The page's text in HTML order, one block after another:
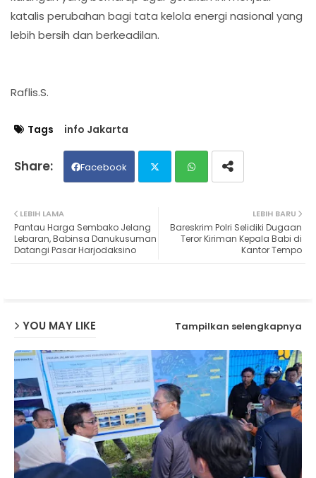
katalis perubahan bagi tata kelola energi nasional yang
lebih bersih dan berkeadilan.
Raflis.S.
Tags info Jakarta
Facebook
ter ats
LEBIH BARU
Bareskrim Polri Selidiki Dugaan
Teror Kiriman Kepala Babi di
Kantor Tempo
LEBIH LAMA
Pantau Harga Sembako Jelang
Lebaran, Babinsa Danukusuman
Datangi Pasar Harjodaksino
YOU MAY LIKE Tampilkan selengkapnya